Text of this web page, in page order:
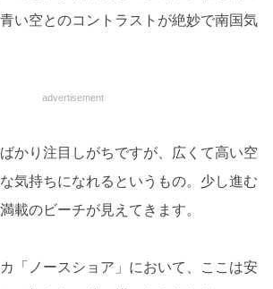
い空とのコントラストが絶妙で南国気
advertisement
かり注目しがちですが、広くて高い空
気持ちになれるというもの。少し進む
載のビーチが見えてきます。
「ノースショア」において、ここは安